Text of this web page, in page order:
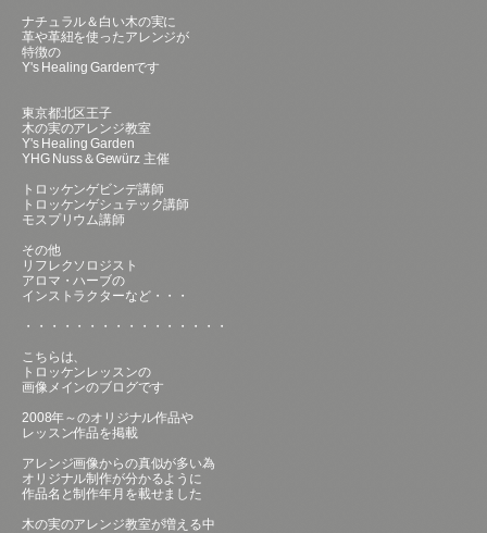
ナチュラル＆白い木の実に
革や革紐を使ったアレンジが
特徴の
Y's Healing Gardenです
東京都北区王子
木の実のアレンジ教室
Y's Healing Garden
YHG Nuss＆Gewürz 主催
トロッケンゲビンデ講師
トロッケンゲシュテック講師
モスプリウム講師
その他
リフレクソロジスト
アロマ・ハーブの
インストラクターなど・・・
・・・・・・・・・・・・・・・・
こちらは、
トロッケンレッスンの
画像メインのブログです
2008年～のオリジナル作品や
レッスン作品を掲載
アレンジ画像からの真似が多い為
オリジナル制作が分かるように
作品名と制作年月を載せました
木の実のアレンジ教室が増える中